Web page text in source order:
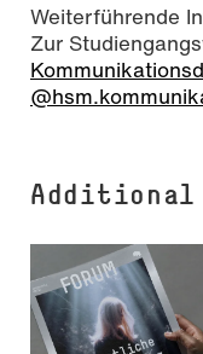
Weiterführende
Zur
Additional